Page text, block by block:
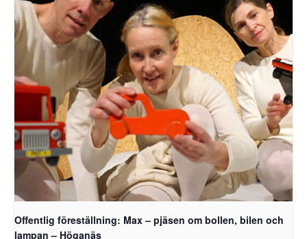
Offentlig föreställning: Max – pjäsen om bollen, bilen och
lampan – Höganäs